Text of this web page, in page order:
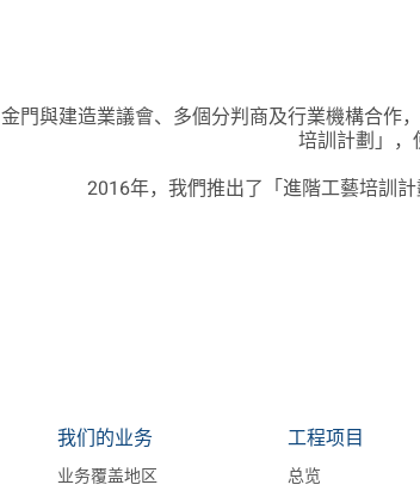
金門與建造業議會、多個分判商及行業機構合作
培訓計劃」，
2016年，我們推出了「進階工藝培訓
我们的业务
业务覆盖地区
工程项目
总览